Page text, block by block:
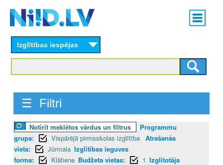
content
Main
menu
Izglītības iespējas
☰ Filtri
Notīrīt meklētos vārdus un filtrus
Programmu
grupa:
Vispārējā pirmsskolas izglītība Atrašanās
vieta:
Jūrmala Izglītības ieguves
forma:
Klātiene Budžeta vietas: 1 Izglītotāja